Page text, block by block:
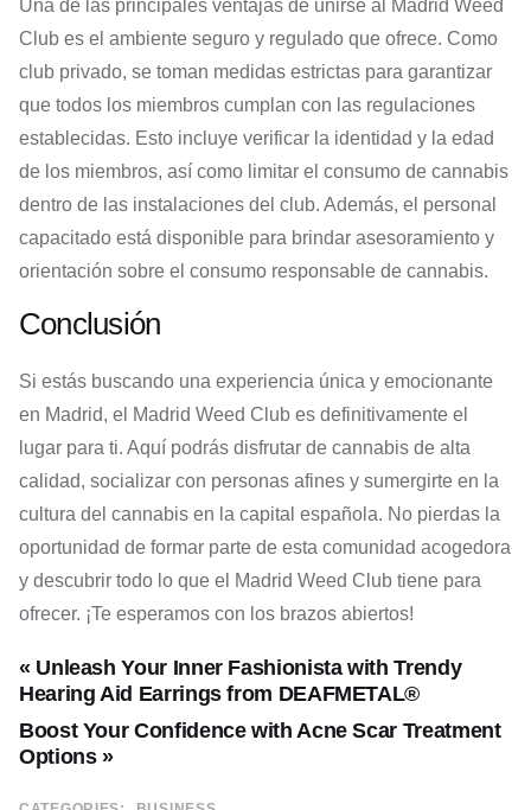
Una de las principales ventajas de unirse al Madrid Weed
Club es el ambiente seguro y regulado que ofrece. Como
club privado, se toman medidas estrictas para garantizar
que todos los miembros cumplan con las regulaciones
establecidas. Esto incluye verificar la identidad y la edad
de los miembros, así como limitar el consumo de cannabis
dentro de las instalaciones del club. Además, el personal
capacitado está disponible para brindar asesoramiento y
orientación sobre el consumo responsable de cannabis.
Conclusión
Si estás buscando una experiencia única y emocionante
en Madrid, el Madrid Weed Club es definitivamente el
lugar para ti. Aquí podrás disfrutar de cannabis de alta
calidad, socializar con personas afines y sumergirte en la
cultura del cannabis en la capital española. No pierdas la
oportunidad de formar parte de esta comunidad acogedora
y descubrir todo lo que el Madrid Weed Club tiene para
ofrecer. ¡Te esperamos con los brazos abiertos!
Boost Your Confidence with Acne Scar Treatment
Options »
« Unleash Your Inner Fashionista with Trendy
Hearing Aid Earrings from DEAFMETAL®